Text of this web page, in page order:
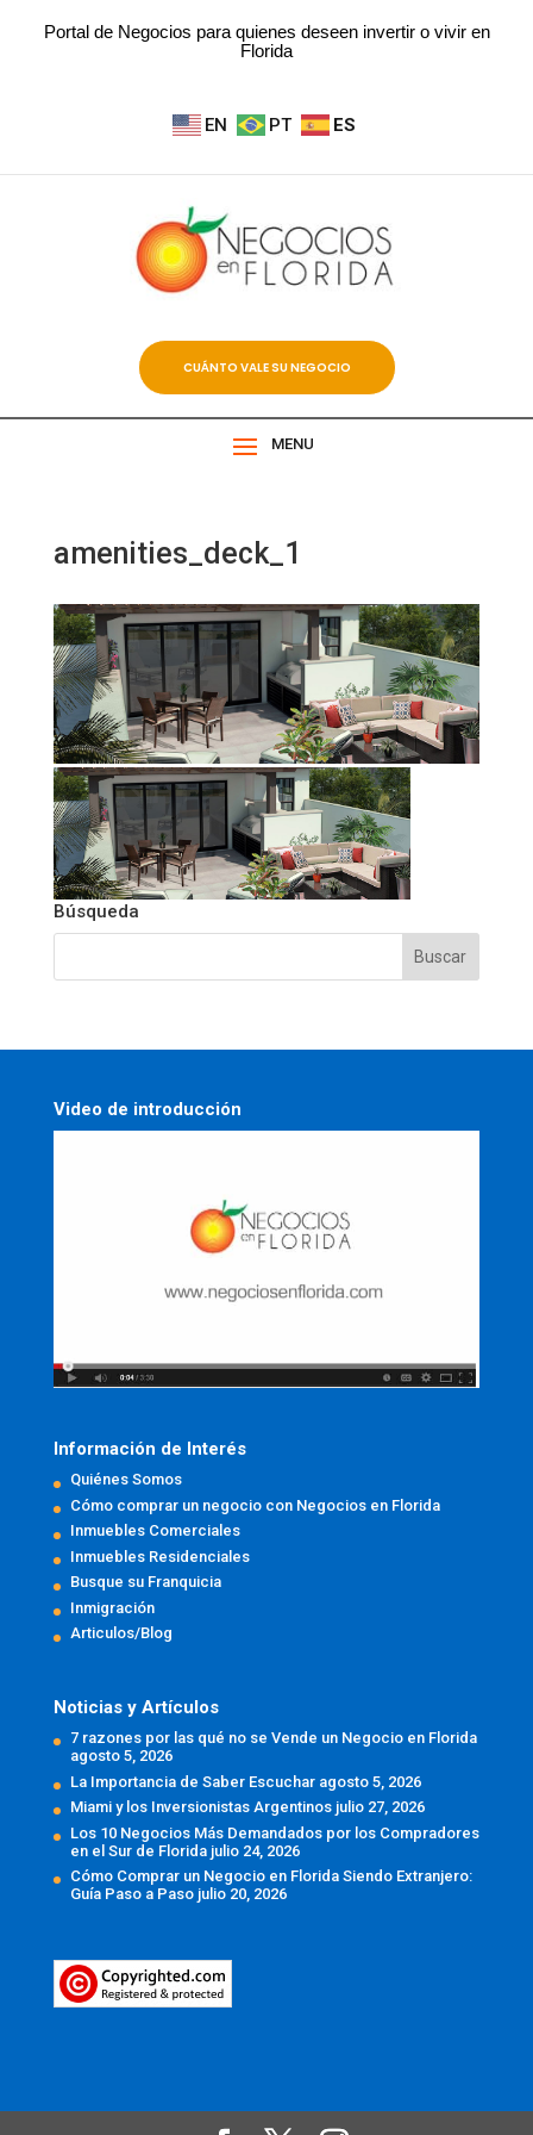
Portal de Negocios para quienes deseen invertir o vivir en
Florida
EN PT ES
CUÁNTO VALE SU NEGOCIO
MENU
amenities_deck_1
Búsqueda
Video de introducción
Información de Interés
Quiénes Somos
Cómo comprar un negocio con Negocios en Florida
Inmuebles Comerciales
Inmuebles Residenciales
Busque su Franquicia
Inmigración
Articulos/Blog
Noticias y Artículos
7 razones por las qué no se Vende un Negocio en Florida
agosto 5, 2026
La Importancia de Saber Escuchar agosto 5, 2026
Miami y los Inversionistas Argentinos julio 27, 2026
Los 10 Negocios Más Demandados por los Compradores
en el Sur de Florida julio 24, 2026
Cómo Comprar un Negocio en Florida Siendo Extranjero:
Guía Paso a Paso julio 20, 2026